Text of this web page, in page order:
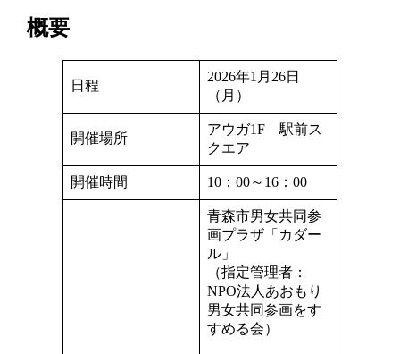
概要
日程
2026年1月26日
（月）
開催場所
アウガ1F 駅前ス
クエア
開催時間 10：00～16：00
青森市男女共同参
画プラザ「カダー
ル」
（指定管理者：
NPO法人あおもり
男女共同参画をす
すめる会）